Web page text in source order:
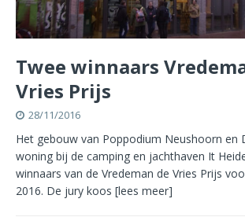
Twee winnaars
Vries Prijs
28/11/2016
Het gebouw van Poppodium Neushoorn en
woning bij de camping en jachthaven It
winnaars van de Vredeman de Vries Prijs
2016. De jury koos [lees meer]